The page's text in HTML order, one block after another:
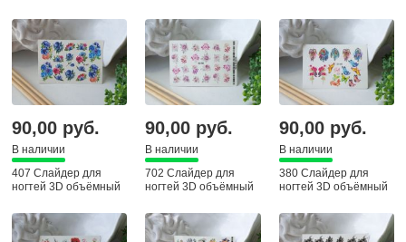
90,00 руб.
В наличии
407 Слайдер для
ногтей 3D объёмный
90,00 руб.
В наличии
702 Слайдер для
ногтей 3D объёмный
90,00 руб.
В наличии
380 Слайдер для
ногтей 3D объёмный